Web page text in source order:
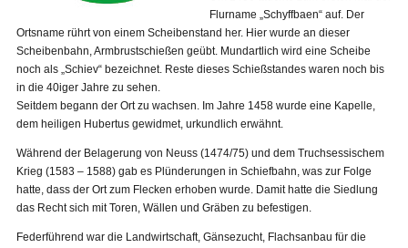
Flurname „Schyffbaen“ auf. Der
Ortsname rührt von einem Scheibenstand her. Hier wurde an dieser
Scheibenbahn, Armbrustschießen geübt. Mundartlich wird eine Scheibe
noch als „Schiev“ bezeichnet. Reste dieses Schießstandes waren noch bis
in die 40iger Jahre zu sehen.
Seitdem begann der Ort zu wachsen. Im Jahre 1458 wurde eine Kapelle,
dem heiligen Hubertus gewidmet, urkundlich erwähnt.
Während der Belagerung von Neuss (1474/75) und dem Truchsessischem
Krieg (1583 – 1588) gab es Plünderungen in Schiefbahn, was zur Folge
hatte, dass der Ort zum Flecken erhoben wurde. Damit hatte die Siedlung
das Recht sich mit Toren, Wällen und Gräben zu befestigen.
Federführend war die Landwirtschaft, Gänsezucht, Flachsanbau für die